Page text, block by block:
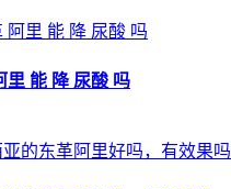
里 能 降 尿酸 吗